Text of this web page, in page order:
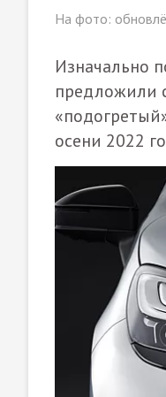
На фото:
Изначально
предложили
осени 2022